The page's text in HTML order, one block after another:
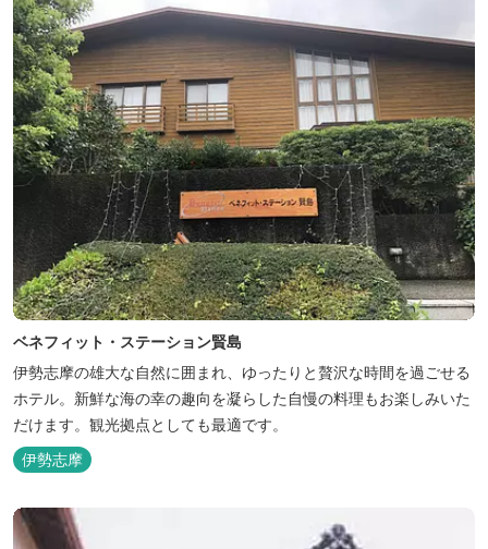
ベネフィット・ステーション賢島
伊勢志摩の雄大な自然に囲まれ、ゆったりと贅沢な時間を過ごせる
ホテル。新鮮な海の幸の趣向を凝らした自慢の料理もお楽しみいた
だけます。観光拠点としても最適です。
伊勢志摩